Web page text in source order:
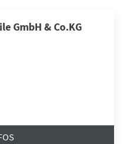
GmbH & Co.KG